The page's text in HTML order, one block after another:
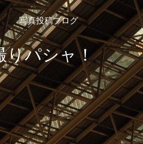
写真投稿ブログ
りパシャ！